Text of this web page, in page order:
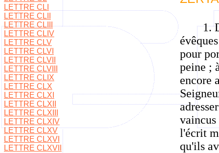
LETTRE CLI
LETTRE CLII
LETTRE CLIII
LETTRE CLIV
LETTRE CLV
LETTRE CLVI
LETTRE CLVII
LETTRE CLVIII
LETTRE CLIX
LETTRE CLX
LETTRE CLXI
LETTRE CLXII
LETTRE CLXIII
LETTRE CLXIV
LETTRE CLXV
LETTRE CLXVI
LETTRE CLXVII
1.
pour
peine ;
encore
vaincus
l'écrit
qu'ils